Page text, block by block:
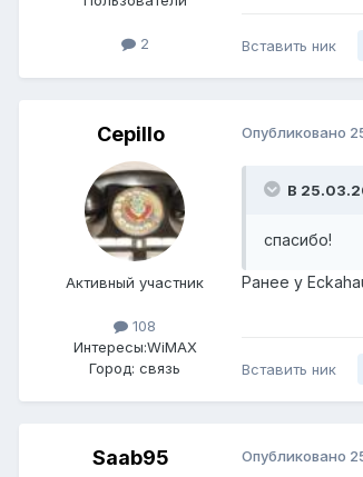
2 Вставить ник
Cepillo
Активный участник
108
Интересы:WiMAX
Город: связь
Опубликовано
В
спасибо!
Ранее у
Вставить ник
Saab95 Опубликовано